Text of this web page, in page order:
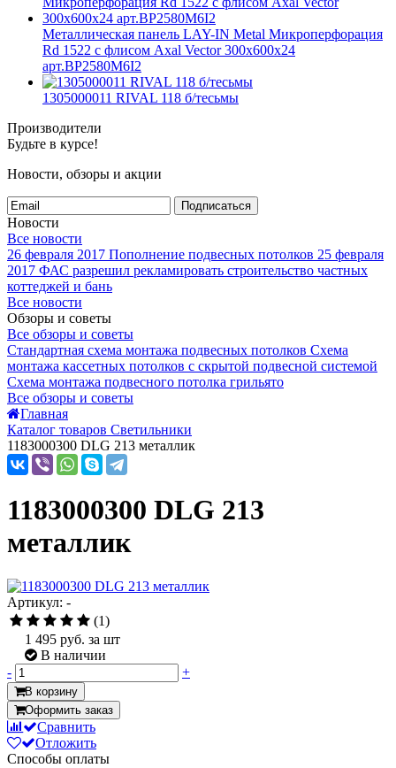
Металлическая панель LAY-IN Metal Микроперфорация
Rd 1522 с флисом Axal Vector 300x600x24
арт.BP2580M6I2
1305000011 RIVAL 118 б/тесьмы
Производители
Будьте в курсе!
Новости, обзоры и акции
Подписаться
Новости
Все новости
26 февраля 2017 Пополнение подвесных потолков 25 февраля
2017 ФАС разрешил рекламировать строительство частных
коттеджей и бань
Все новости
Обзоры и советы
Все обзоры и советы
Стандартная схема монтажа подвесных потолков Схема
монтажа кассетных потолков с скрытой подвесной системой
Схема монтажа подвесного потолка грильято
Все обзоры и советы
Главная
Каталог товаров Светильники
1183000300 DLG 213 металлик
1183000300 DLG 213
металлик
Артикул: -
(1)
1 495 руб. за шт
В наличии
-
+
В корзину
Оформить заказ
Сравнить
Отложить
Способы оплаты